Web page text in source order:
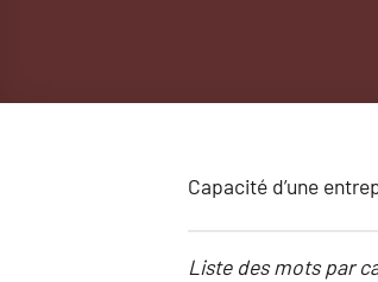
Capacité d’une
Liste des mots par